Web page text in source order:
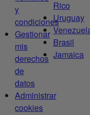
y
condiciones
Gestionar
mis
derechos
de
datos
Administrar
cookies
Rico
Uruguay
Brasil
Jamaica